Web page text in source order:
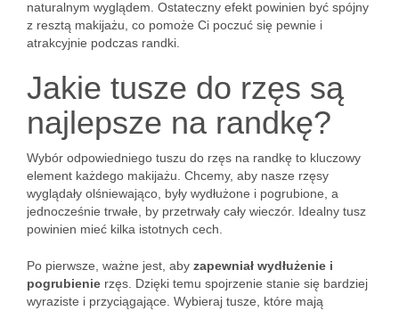
naturalnym wyglądem. Ostateczny efekt powinien być spójny
z resztą makijażu, co pomoże Ci poczuć się pewnie i
atrakcyjnie podczas randki.
Jakie tusze do rzęs są
najlepsze na randkę?
Wybór odpowiedniego tuszu do rzęs na randkę to kluczowy
element każdego makijażu. Chcemy, aby nasze rzęsy
wyglądały olśniewająco, były wydłużone i pogrubione, a
jednocześnie trwałe, by przetrwały cały wieczór. Idealny tusz
powinien mieć kilka istotnych cech.
Po pierwsze, ważne jest, aby zapewniał wydłużenie i
pogrubienie rzęs. Dzięki temu spojrzenie stanie się bardziej
wyraziste i przyciągające. Wybieraj tusze, które mają